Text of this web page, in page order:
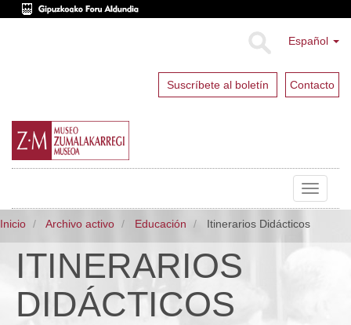
Español
Suscríbete al boletín Contacto
Toggle
Inicio Archivo activo Educación Itinerarios Didácticos
ITINERARIOS
DIDÁCTICOS